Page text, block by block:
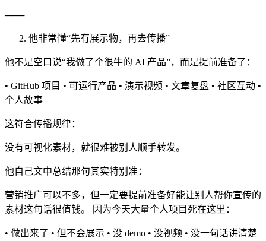
───
他非常懂“先有展示物，再去传播”
他不是空口说“我做了个很牛的 AI 产品”，而是提前准备了：
• GitHub 项目 • 可运行产品 • 演示视频 • 文章复盘 • 社区互动 •
个人故事
这符合传播规律：
没有可视化素材，就很难被别人顺手转发。
他自己文中总结那句其实特别准：
营销推广可以不多，但一定要提前准备好能让别人帮你宣传的
素材这句话很值钱。 因为今天大量个人项目死在这里：
• 做出来了 • 但不会展示 • 没 demo • 没视频 • 没一句话讲清楚